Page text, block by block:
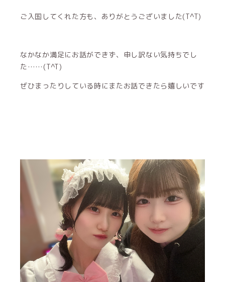
ご入国してくれた方も、ありがとうございました(T^T)
なかなか満足にお話ができず、申し訳ない気持ちでし
た……(T^T)
ぜひまったりしている時にまたお話できたら嬉しいです